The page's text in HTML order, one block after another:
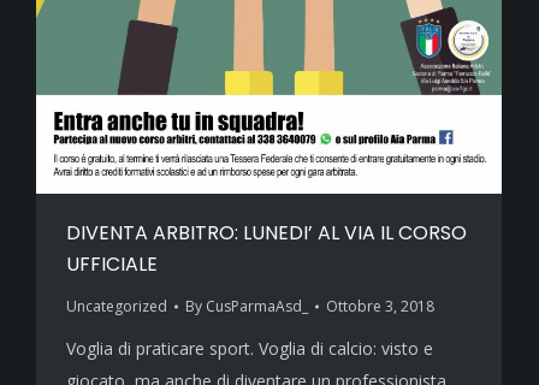
DIVENTA ARBITRO: LUNEDI’ AL VIA IL CORSO
UFFICIALE
Uncategorized By CusParmaAsd_ Ottobre 3, 2018
Voglia di praticare sport. Voglia di calcio: visto e